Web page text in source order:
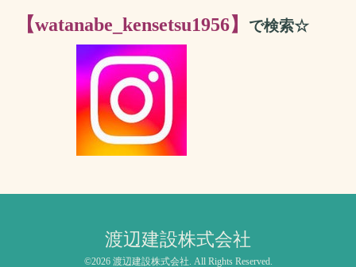
【watanabe_kensetsu1956】 で検索☆
渡辺建設株式会社
©2026 渡辺建設株式会社 . All Rights Reserved.